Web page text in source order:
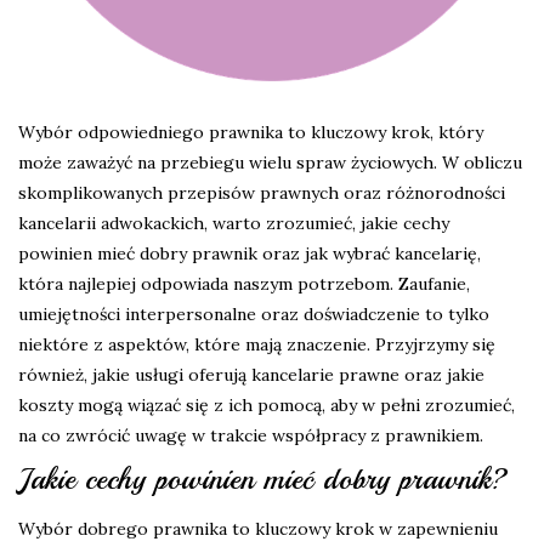
Wybór odpowiedniego prawnika to kluczowy krok, który
może zaważyć na przebiegu wielu spraw życiowych. W obliczu
skomplikowanych przepisów prawnych oraz różnorodności
kancelarii adwokackich, warto zrozumieć, jakie cechy
powinien mieć dobry prawnik oraz jak wybrać kancelarię,
która najlepiej odpowiada naszym potrzebom. Zaufanie,
umiejętności interpersonalne oraz doświadczenie to tylko
niektóre z aspektów, które mają znaczenie. Przyjrzymy się
również, jakie usługi oferują kancelarie prawne oraz jakie
koszty mogą wiązać się z ich pomocą, aby w pełni zrozumieć,
na co zwrócić uwagę w trakcie współpracy z prawnikiem.
Jakie cechy powinien mieć dobry prawnik?
Wybór dobrego prawnika to kluczowy krok w zapewnieniu